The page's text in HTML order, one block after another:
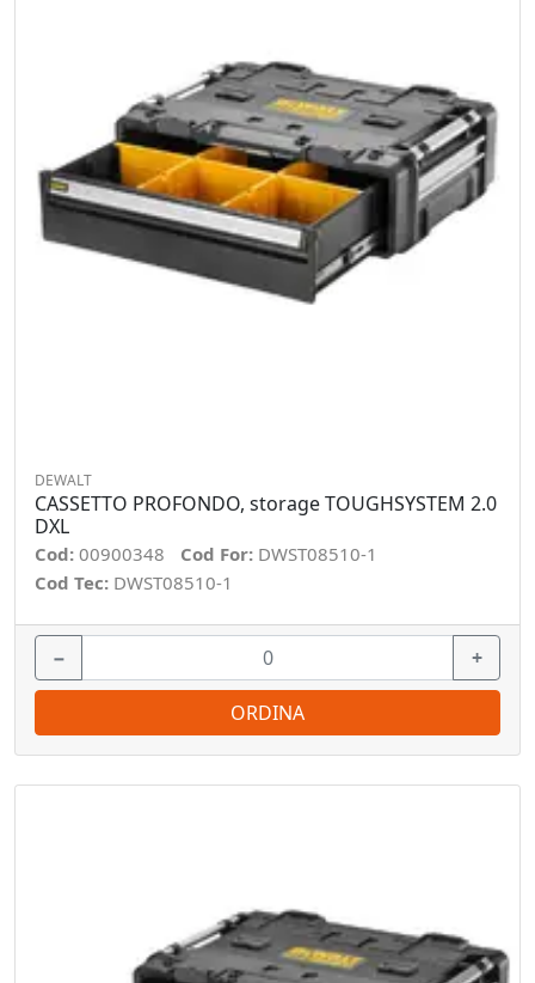
DEWALT
CASSETTO PROFONDO, storage TOUGHSYSTEM 2.0
DXL
Cod: 00900348 Cod For: DWST08510-1
Cod Tec: DWST08510-1
− +
ORDINA